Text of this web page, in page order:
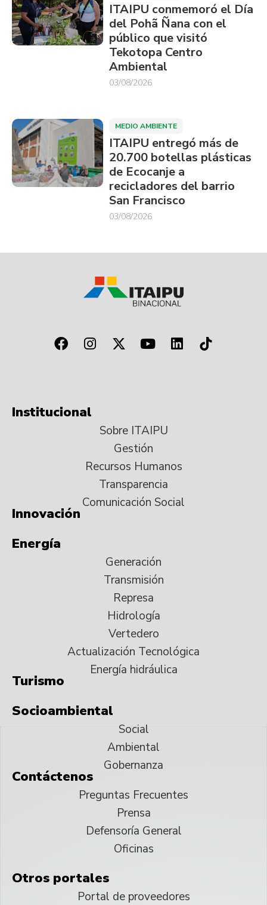
ITAIPU conmemoró el Día
del Pohã Ñana con el
público que visitó
Tekotopa Centro
Ambiental
03/08/2026
MEDIO AMBIENTE
ITAIPU entregó más de
20.700 botellas plásticas
de Ecocanje a
recicladores del barrio
San Francisco
03/08/2026
Institucional
Sobre ITAIPU
Gestión
Recursos Humanos
Transparencia
Comunicación Social
Innovación
Energía
Generación
Transmisión
Represa
Hidrología
Vertedero
Actualización Tecnológica
Energía hidráulica
Turismo
Socioambiental
Social
Ambiental
Gobernanza
Contáctenos
Preguntas Frecuentes
Prensa
Defensoría General
Oficinas
Otros portales
Portal de proveedores